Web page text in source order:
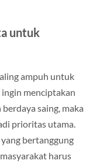
untuk
ampuh untuk
ingin menciptakan
saing, maka
prioritas utama.
bertanggung
harus